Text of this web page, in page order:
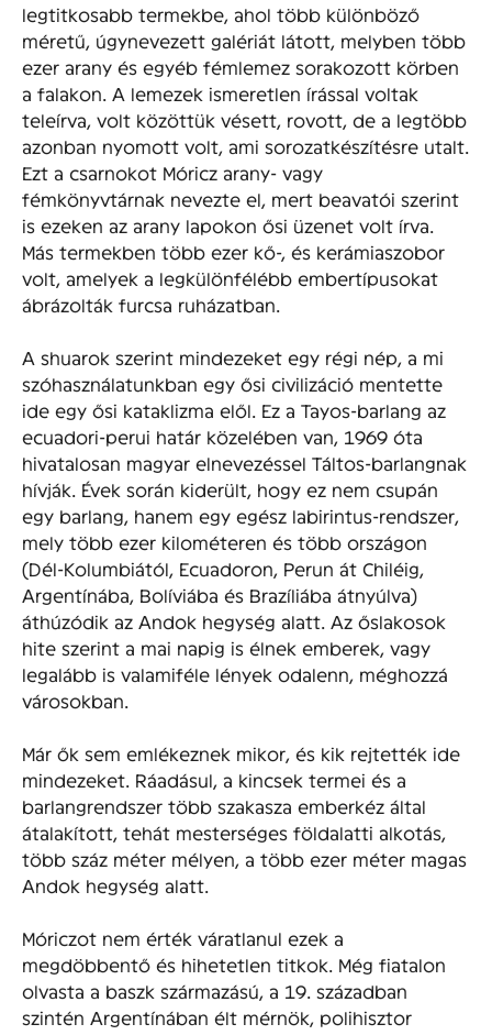
legtitkosabb termekbe, ahol több különböző
méretű, úgynevezett galériát látott, melyben több
ezer arany és egyéb fémlemez sorakozott körben
a falakon. A lemezek ismeretlen írással voltak
teleírva, volt közöttük vésett, rovott, de a legtöbb
azonban nyomott volt, ami sorozatkészítésre utalt.
Ezt a csarnokot Móricz arany- vagy
fémkönyvtárnak nevezte el, mert beavatói szerint
is ezeken az arany lapokon ősi üzenet volt írva.
Más termekben több ezer kő-, és kerámiaszobor
volt, amelyek a legkülönfélébb embertípusokat
ábrázolták furcsa ruházatban.
A shuarok szerint mindezeket egy régi nép, a mi
szóhasználatunkban egy ősi civilizáció mentette
ide egy ősi kataklizma elől. Ez a Tayos-barlang az
ecuadori-perui határ közelében van, 1969 óta
hivatalosan magyar elnevezéssel Táltos-barlangnak
hívják. Évek során kiderült, hogy ez nem csupán
egy barlang, hanem egy egész labirintus-rendszer,
mely több ezer kilométeren és több országon
(Dél-Kolumbiától, Ecuadoron, Perun át Chiléig,
Argentínába, Bolíviába és Brazíliába átnyúlva)
áthúzódik az Andok hegység alatt. Az őslakosok
hite szerint a mai napig is élnek emberek, vagy
legalább is valamiféle lények odalenn, méghozzá
városokban.
Már ők sem emlékeznek mikor, és kik rejtették ide
mindezeket. Ráadásul, a kincsek termei és a
barlangrendszer több szakasza emberkéz által
átalakított, tehát mesterséges földalatti alkotás,
több száz méter mélyen, a több ezer méter magas
Andok hegység alatt.
Móriczot nem érték váratlanul ezek a
megdöbbentő és hihetetlen titkok. Még fiatalon
olvasta a baszk származású, a 19. században
szintén Argentínában élt mérnök, polihisztor